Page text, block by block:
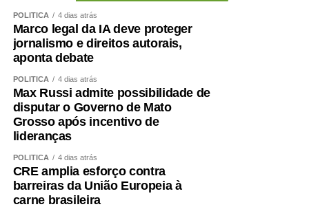
demonstraram enorme dificuldade em compreender o
significado desses princípios – o que só contribui para
apodrecer a boa política.
Aceitei o convite para integrar, como candidato a vice-
governador, a chapa liderada pelo senador Wellington
Fagundes. A decisão não foi fruto de uma conversa
informal ou de uma possibilidade lançada ao acaso. Foi
uma escolha política apresentada, construída e
formalizada dentro do processo partidário, inclusive com
a realização da convenção.
A partir dessa decisão, compromissos foram assumidos,
POLÍTICA 4 dias atrás
Marco legal da IA deve proteger
jornalismo e direitos autorais,
aponta debate
POLÍTICA 4 dias atrás
Max Russi admite possibilidade de
disputar o Governo de Mato
Grosso após incentivo de
lideranças
POLÍTICA 4 dias atrás
CRE amplia esforço contra
barreiras da União Europeia à
carne brasileira